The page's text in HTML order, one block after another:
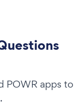
POWR apps to